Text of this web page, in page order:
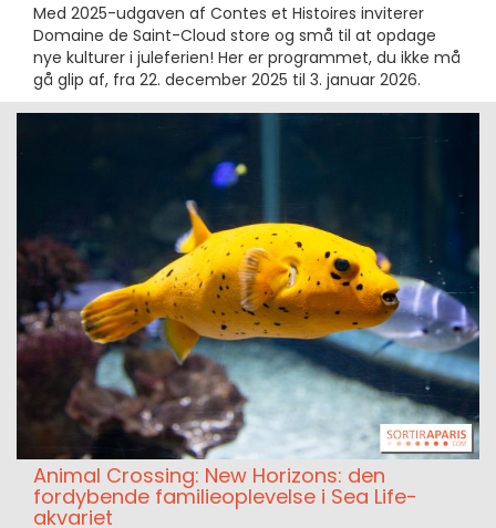
Med 2025-udgaven af Contes et Histoires inviterer
Domaine de Saint-Cloud store og små til at opdage
nye kulturer i juleferien! Her er programmet, du ikke må
gå glip af, fra 22. december 2025 til 3. januar 2026.
Animal Crossing: New Horizons: den
fordybende familieoplevelse i Sea Life-
akvariet